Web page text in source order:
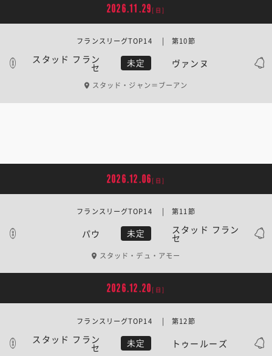
2026.11.29 [日]
スタッド フラン
セ 未定 ヴァンヌ
フランスリーグTOP14 | 第10節
スタッド・ジャン＝ブーアン
2026.12.06 [日]
パウ 未定 スタッド フラン
セ
フランスリーグTOP14 | 第11節
スタッド・デュ・アモー
2026.12.20 [日]
スタッド フラン
セ 未定 トゥールーズ
フランスリーグTOP14 | 第12節